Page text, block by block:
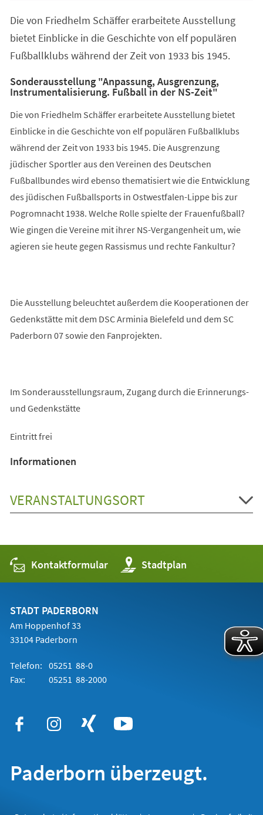
Die von Friedhelm Schäffer erarbeitete Ausstellung
bietet Einblicke in die Geschichte von elf populären
Fußballklubs während der Zeit von 1933 bis 1945.
Sonderausstellung "Anpassung, Ausgrenzung,
Instrumentalisierung. Fußball in der NS-Zeit"
Die von Friedhelm Schäffer erarbeitete Ausstellung bietet
Einblicke in die Geschichte von elf populären Fußballklubs
während der Zeit von 1933 bis 1945. Die Ausgrenzung
jüdischer Sportler aus den Vereinen des Deutschen
Fußballbundes wird ebenso thematisiert wie die Entwicklung
des jüdischen Fußballsports in Ostwestfalen-Lippe bis zur
Pogromnacht 1938. Welche Rolle spielte der Frauenfußball?
Wie gingen die Vereine mit ihrer NS-Vergangenheit um, wie
agieren sie heute gegen Rassismus und rechte Fankultur?
Die Ausstellung beleuchtet außerdem die Kooperationen der
Gedenkstätte mit dem DSC Arminia Bielefeld und dem SC
Paderborn 07 sowie den Fanprojekten.
Im Sonderausstellungsraum, Zugang durch die Erinnerungs-
und Gedenkstätte
Eintritt frei
Informationen
VERANSTALTUNGSORT
Kontaktformular Stadtplan
(Öffnet
in
einem
STADT PADERBORN
Am Hoppenhof 33
33104 Paderborn
Telefon: 05251 88-0
Fax:
05251 88-2000
Paderborn überzeugt.